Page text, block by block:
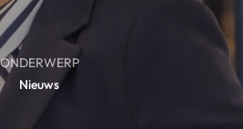
ONDERWERP
Nieuws